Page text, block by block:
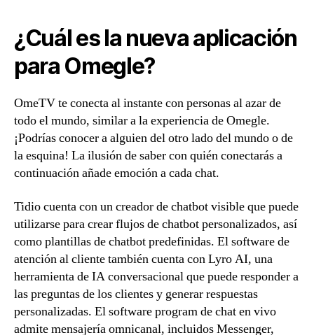
¿Cuál es la nueva aplicación
para Omegle?
OmeTV te conecta al instante con personas al azar de
todo el mundo, similar a la experiencia de Omegle.
¡Podrías conocer a alguien del otro lado del mundo o de
la esquina! La ilusión de saber con quién conectarás a
continuación añade emoción a cada chat.
Tidio cuenta con un creador de chatbot visible que puede
utilizarse para crear flujos de chatbot personalizados, así
como plantillas de chatbot predefinidas. El software de
atención al cliente también cuenta con Lyro AI, una
herramienta de IA conversacional que puede responder a
las preguntas de los clientes y generar respuestas
personalizadas. El software program de chat en vivo
admite mensajería omnicanal, incluidos Messenger,